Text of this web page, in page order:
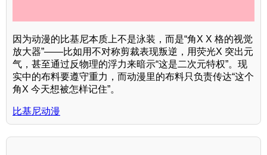
因为动漫的比基尼本质上不是泳装，而是“角X X 格的视觉
放大器”——比如用不对称剪裁表现叛逆，用荧光X 突出元
气，甚至通过反物理的浮力来暗示“这是二次元特权”。现
实中的布料要遵守重力，而动漫里的布料只负责传达“这个
角X 今天想被怎样记住”。
比基尼动漫